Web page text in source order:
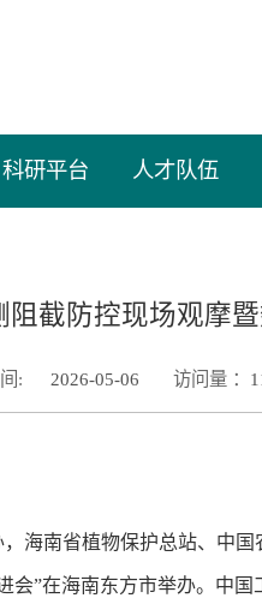
科研平台 人才队伍
截防控现场观摩
: 2026-05-06 访问量 ：
海南省植物保护总站、中
”在海南东方市举办。中